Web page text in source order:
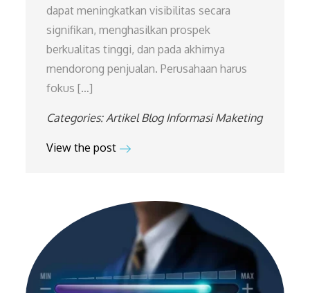
dapat meningkatkan visibilitas secara
signifikan, menghasilkan prospek
berkualitas tinggi, dan pada akhirnya
mendorong penjualan. Perusahaan harus
fokus […]
Categories:Artikel Blog Informasi Maketing
View the post